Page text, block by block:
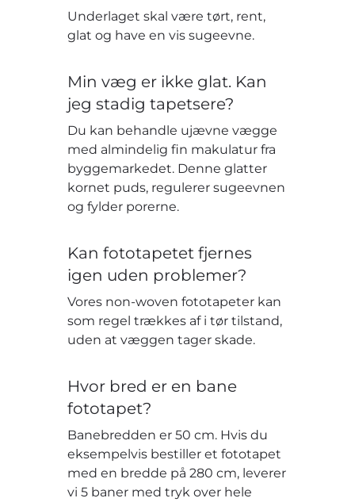
Underlaget skal være tørt, rent,
glat og have en vis sugeevne.
Min væg er ikke glat. Kan
jeg stadig tapetsere?
Du kan behandle ujævne vægge
med almindelig fin makulatur fra
byggemarkedet. Denne glatter
kornet puds, regulerer sugeevnen
og fylder porerne.
Kan fototapetet fjernes
igen uden problemer?
Vores non-woven fototapeter kan
som regel trækkes af i tør tilstand,
uden at væggen tager skade.
Hvor bred er en bane
fototapet?
Banebredden er 50 cm. Hvis du
eksempelvis bestiller et fototapet
med en bredde på 280 cm, leverer
vi 5 baner med tryk over hele